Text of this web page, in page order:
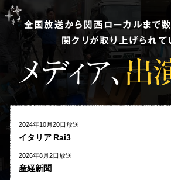
全国放送から関西ローカルまで
関クリが取り上げられ
メディア、出
2024年10月20日放送
イタリア Rai3
2026年8月2日放送
産経新聞